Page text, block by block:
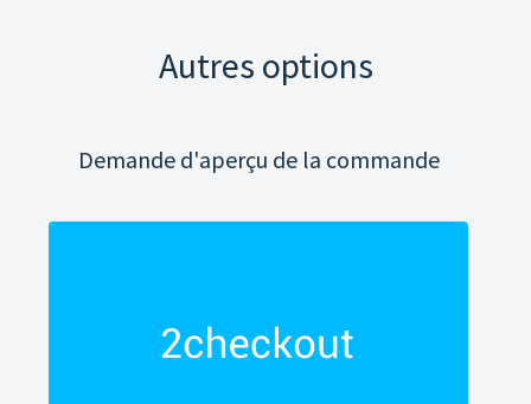
Autres options
Demande d'aperçu de la commande